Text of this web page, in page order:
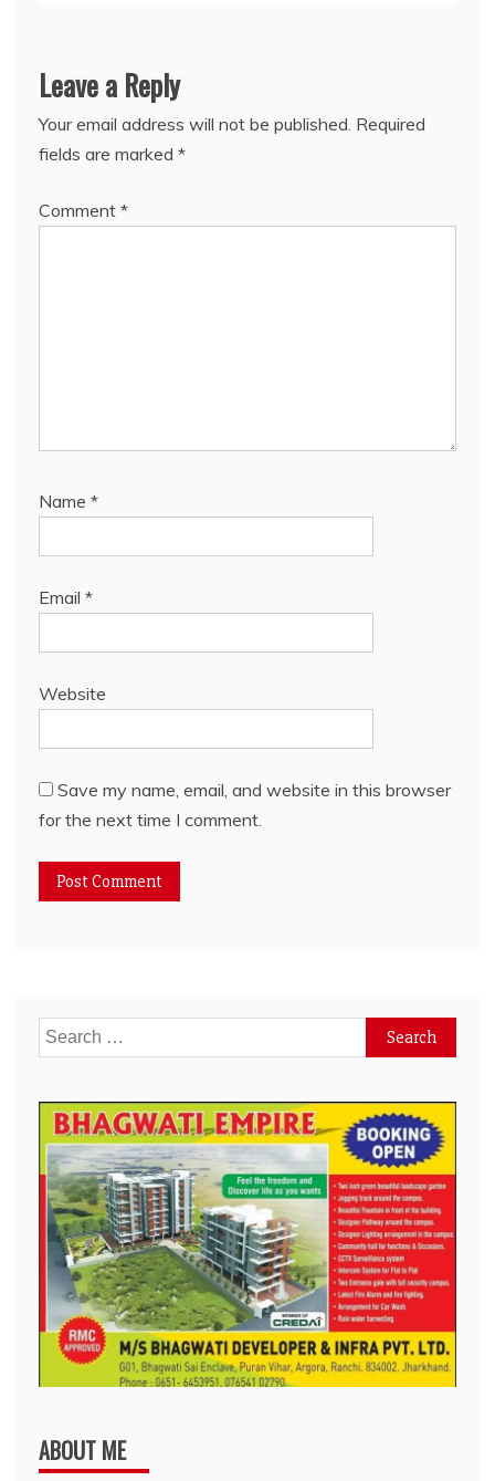
Leave a Reply
Your email address will not be published. Required
fields are marked *
Comment *
Name *
Email *
Website
Save my name, email, and website in this browser
for the next time I comment.
Search
for:
ABOUT ME